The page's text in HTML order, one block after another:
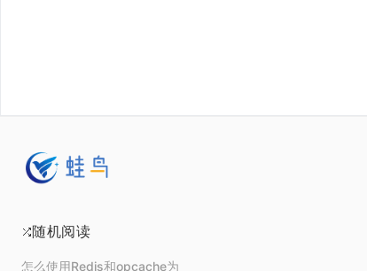
随机阅读
怎么使用Redis和opcache为